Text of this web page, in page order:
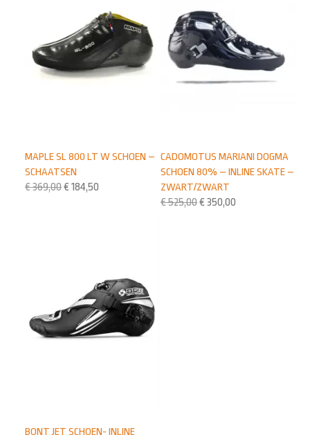
CADOMOTUS MARIANI DOGMA
SCHOEN 80% – INLINE SKATE –
ZWART/ZWART
€525,00€ 350,00
MAPLE SL 800 LT W SCHOEN –
SCHAATSEN
€369,00€ 184,50
BONT JET SCHOEN- INLINE